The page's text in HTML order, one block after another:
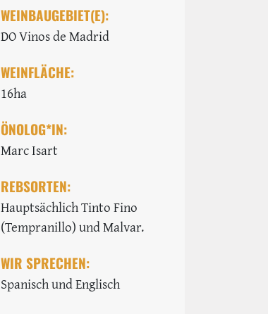
WEINBAUGEBIET(E):
DO Vinos de Madrid
WEINFLÄCHE:
16ha
ÖNOLOG*IN:
Marc Isart
REBSORTEN:
Hauptsächlich Tinto Fino
(Tempranillo) und Malvar.
WIR SPRECHEN:
Spanisch und Englisch